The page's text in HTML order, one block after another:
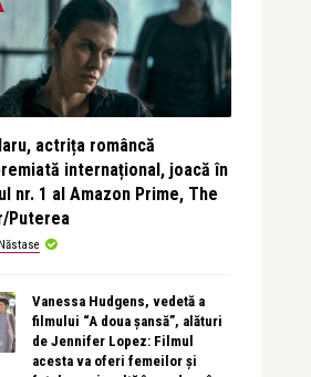
actrița româncă
internațional, joacă în
nr. 1 al Amazon Prime, The
Puterea
Vanessa Hudgens, vedetă a
filmului “A doua șansă”, alături
de Jennifer Lopez: Filmul
acesta va oferi femeilor și